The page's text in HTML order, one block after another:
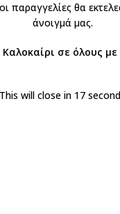
παραγγελίες θα
άνοιγμά μας.
σε όλους με
This will close in 17